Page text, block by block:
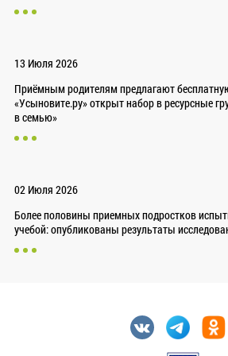
13 Июля 2026
Приёмным родителям предлагают
«Усыновите.ру» открыт набор в ресурсные
в семью»
02 Июля 2026
Более половины приемных подростков
учебой: опубликованы результаты